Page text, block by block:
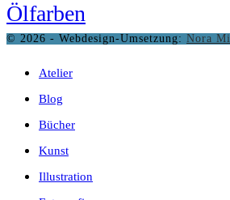
Ölfarben
© 2026 - Webdesign-Umsetzung: Nora
Atelier
Blog
Bücher
Kunst
Illustration